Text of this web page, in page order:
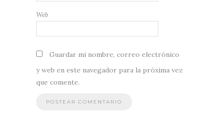
Web
Guardar mi nombre, correo electrónico
y web en este navegador para la próxima vez
que comente.